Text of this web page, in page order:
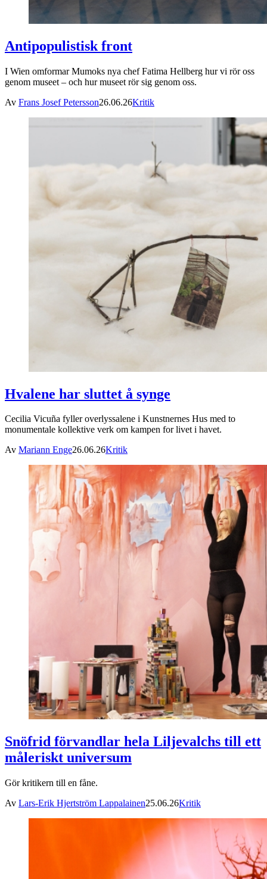
Antipopulistisk front
I Wien omformar Mumoks nya chef Fatima Hellberg hur vi rör oss
genom museet – och hur museet rör sig genom oss.
Av Frans Josef Petersson26.06.26Kritik
Hvalene har sluttet å synge
Cecilia Vicuña fyller overlyssalene i Kunstnernes Hus med to
monumentale kollektive verk om kampen for livet i havet.
Av Mariann Enge26.06.26Kritik
Snöfrid förvandlar hela Liljevalchs till ett
måleriskt universum
Gör kritikern till en fåne.
Av Lars-Erik Hjertström Lappalainen25.06.26Kritik